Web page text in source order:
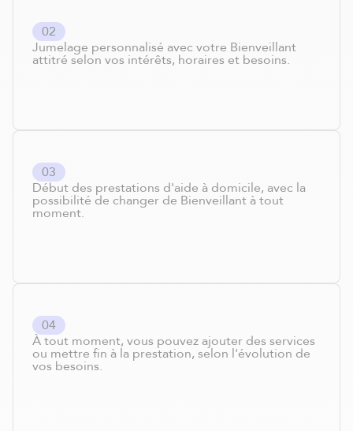
02
Jumelage personnalisé avec votre Bienveillant
attitré selon vos intérêts, horaires et besoins.
03
Début des prestations d'aide à domicile, avec la
possibilité de changer de Bienveillant à tout
moment.
04
À tout moment, vous pouvez ajouter des services
ou mettre fin à la prestation, selon l'évolution de
vos besoins.